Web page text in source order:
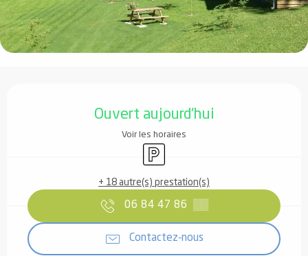
Ouvert aujourd'hui
Voir les horaires
Parking
+ 18 autre(s) prestation(s)
06 84 47 86 ▒▒
Contactez-nous